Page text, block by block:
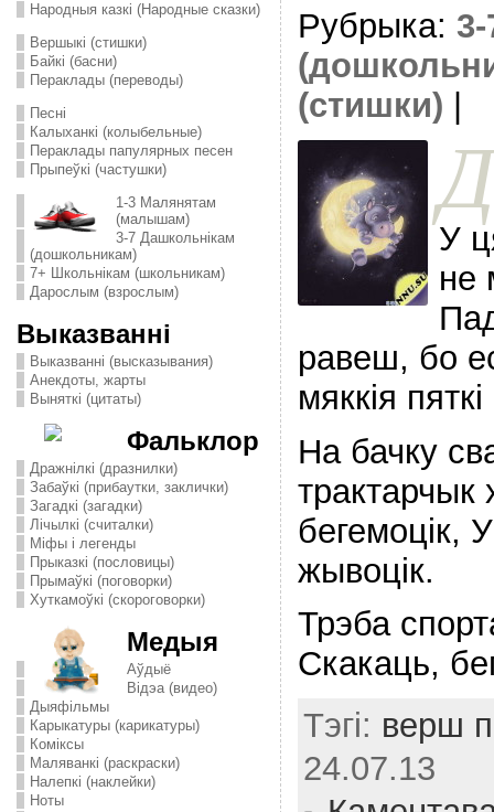
Народныя казкі (Народные сказки)
Вершыкі (стишки)
Байкі (басни)
Пераклады (переводы)
Песні
Калыханкі (колыбельные)
Пераклады папулярных песен
Прыпеўкі (частушки)
1-3 Малянятам
(малышам)
3-7 Дашкольнікам
(дошкольникам)
7+ Школьнікам (школьникам)
Дарослым (взрослым)
Выказванні
Выказванні (высказывания)
Анекдоты, жарты
Выняткі (цитаты)
Фальклор
Дражнілкі (дразнилки)
Забаўкі (прибаутки, заклички)
Загадкі (загадки)
Лічылкі (считалки)
Міфы і легенды
Прыказкі (пословицы)
Прымаўкі (поговорки)
Хуткамоўкі (скороговорки)
Медыя
Аўдыё
Відэа (видео)
Дыяфільмы
Карыкатуры (карикатуры)
Комiксы
Маляванкі (раскраски)
Налепкі (наклейки)
Ноты
Рубрыка:
(стишки)
Д
У
не
равеш, бо
мяккiя
На бачку
бегемоцiк,
жывоцiк.
Трэба
Скакаць,
Тэгі: верш
24.07.13